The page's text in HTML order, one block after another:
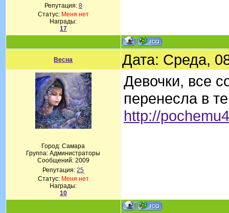
Репутация: 8
Статус: Меня нет
Награды:
17
Весна Дата: Среда,
Город: Самара
Группа: Администраторы
Сообщений: 2009
Репутация:25
Статус: Меня нет
Награды:
10
Девочки, все
перенесла в
http://